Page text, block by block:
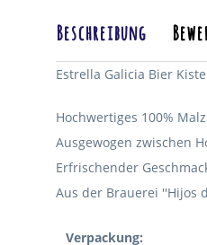
Beschreibung
Estrella Galicia Bier
Hochwertiges 100%
Ausgewogen zwischen
Erfrischender
Aus der Brauerei ''Hijos
Verpackung: